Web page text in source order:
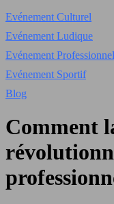
Evénement Culturel
Evénement Ludique
Evénement Professionnel
Evénement Sportif
Blog
Comment